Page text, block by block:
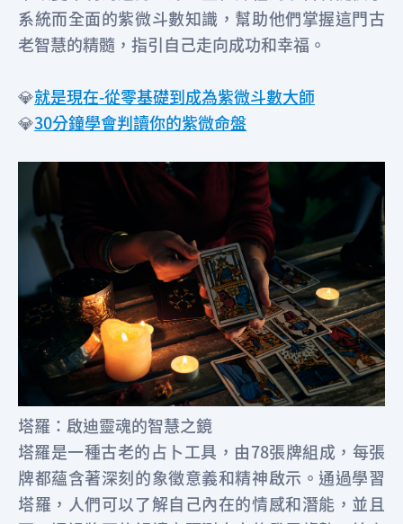
系統而全面的紫微斗數知識，幫助他們掌握這門古
老智慧的精髓，指引自己走向成功和幸福。
💎就是現在-從零基礎到成為紫微斗數大師
💎30分鐘學會判讀你的紫微命盤
塔羅：啟迪靈魂的智慧之鏡
塔羅是一種古老的占卜工具，由78張牌組成，每張
牌都蘊含著深刻的象徵意義和精神啟示。通過學習
塔羅，人們可以了解自己內在的情感和潛能，並且